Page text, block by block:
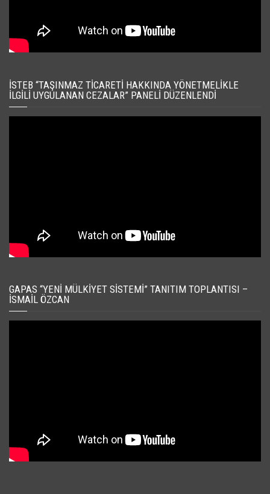
İSTEB “TAŞINMAZ TICARETI HAKKINDA YÖNETMELIKLE
İLGILI UYGULANAN CEZALAR” PANELI DÜZENLENDI
GAPAS “YENI MÜLKIYET SISTEMI” TANITIM TOPLANTISI –
İSMAIL ÖZCAN